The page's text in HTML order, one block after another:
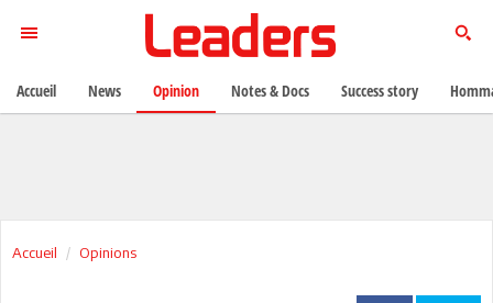
Accueil Opinions
Accueil News Opinion Notes & Docs Success story